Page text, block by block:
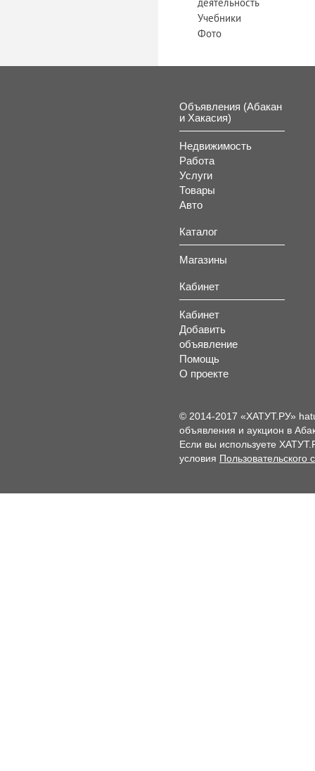
Учебники
Фото
Объявления (Абакан
и Хакасия)
Недвижимость
Работа
Услуги
Товары
Авто
Каталог
Магазины
Кабинет
Кабинет
Добавить
объявление
Помощь
О проекте
© 2014-2017 «ХАТУТ.РУ»
объявления и аукцион в
Если вы используете
условия Пользовательского